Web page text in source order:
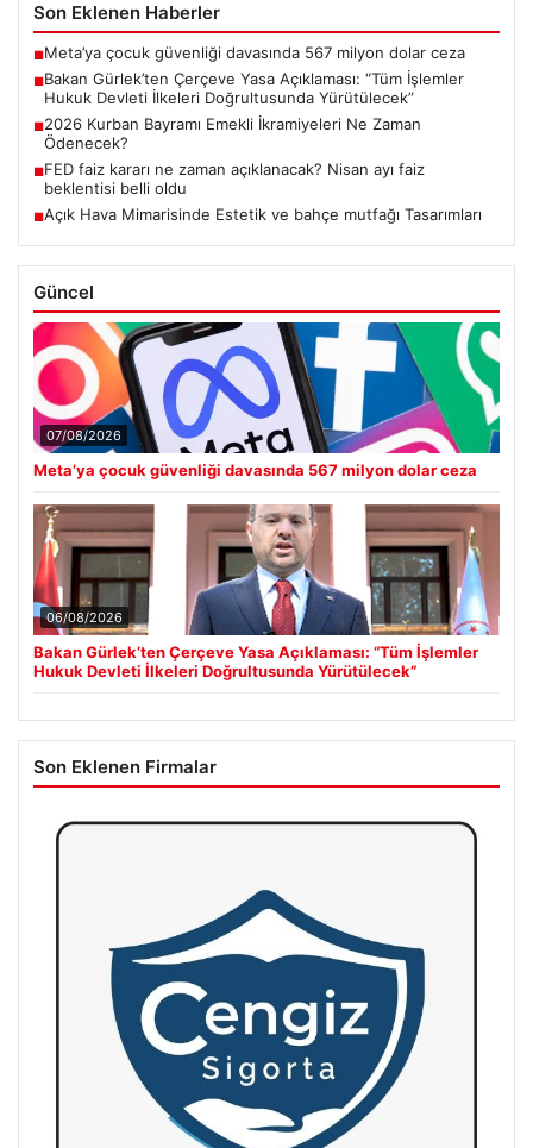
Son Eklenen Haberler
■Meta’ya çocuk güvenliği davasında 567 milyon dolar ceza
■Bakan Gürlek’ten Çerçeve Yasa Açıklaması: “Tüm İşlemler
Hukuk Devleti İlkeleri Doğrultusunda Yürütülecek”
■2026 Kurban Bayramı Emekli İkramiyeleri Ne Zaman
Ödenecek?
■FED faiz kararı ne zaman açıklanacak? Nisan ayı faiz
beklentisi belli oldu
■Açık Hava Mimarisinde Estetik ve bahçe mutfağı Tasarımları
Güncel
07/08/2026
Meta’ya çocuk güvenliği davasında 567 milyon dolar ceza
06/08/2026
Bakan Gürlek’ten Çerçeve Yasa Açıklaması: “Tüm İşlemler
Hukuk Devleti İlkeleri Doğrultusunda Yürütülecek”
Son Eklenen Firmalar